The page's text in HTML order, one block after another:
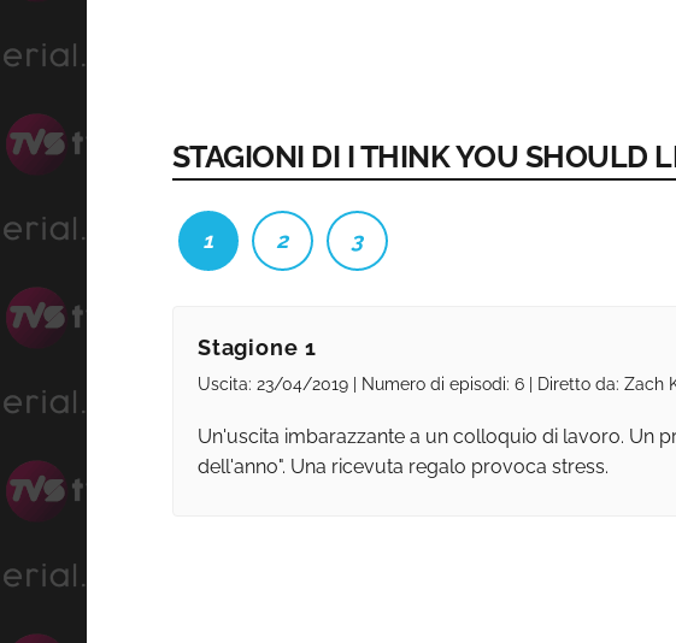
STAGIONI DI I THINK YOU SHOULD
1 2 3
Stagione 1
Uscita: 23/04/2019 | Numero di episodi: 6 | Diretto da: Zach
Un'uscita imbarazzante a un colloquio di lavoro. Un
dell'anno". Una ricevuta regalo provoca stress.